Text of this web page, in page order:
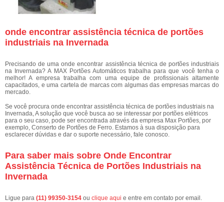
onde encontrar assistência técnica de portões
industriais na Invernada
Precisando de uma onde encontrar assistência técnica de portões industriais
na Invernada? A MAX Portões Automáticos trabalha para que você tenha o
melhor! A empresa trabalha com uma equipe de profissionais altamente
capacitados, e uma cartela de marcas com algumas das empresas marcas do
mercado.
Se você procura onde encontrar assistência técnica de portões industriais na
Invernada, A solução que você busca ao se interessar por portões elétricos
para o seu caso, pode ser encontrada através da empresa Max Portões, por
exemplo, Conserto de Portões de Ferro. Estamos à sua disposição para
esclarecer dúvidas e dar o suporte necessário, fale conosco.
Para saber mais sobre Onde Encontrar
Assistência Técnica de Portões Industriais na
Invernada
Ligue para (11) 99350-3154 ou clique aqui e entre em contato por email.